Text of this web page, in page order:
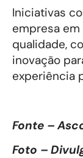
Iniciativas
empresa em
qualidade,
inovação
experiência
Fonte –
Foto –